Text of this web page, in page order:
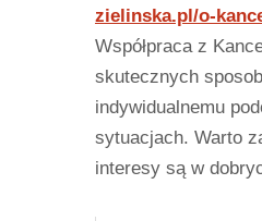
zielinska.pl/o-
Współpraca z
skutecznych
indywidualnemu
sytuacjach. Warto
interesy są w